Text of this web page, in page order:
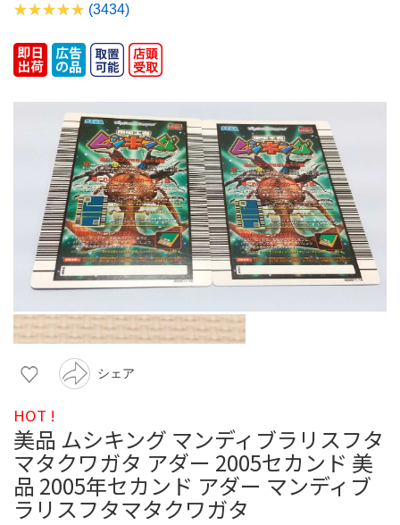
(3434)
シェア
HOT !
美品 ムシキング マンディブラリスフタ
マタクワガタ アダー 2005セカンド 美
品 2005年セカンド アダー マンディブ
ラリスフタマタクワガタ